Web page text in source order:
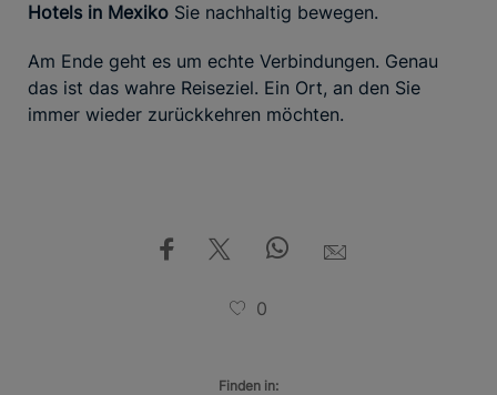
Hotels in Mexiko Sie nachhaltig bewegen.
Am Ende geht es um echte Verbindungen. Genau
das ist das wahre Reiseziel. Ein Ort, an den Sie
immer wieder zurückkehren möchten.
0
Finden in: